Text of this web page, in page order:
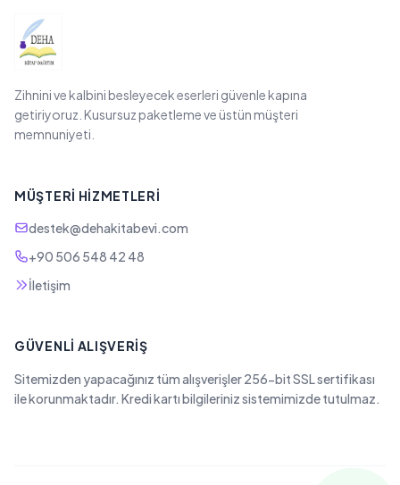
Zihnini ve kalbini besleyecek eserleri güvenle kapına
getiriyoruz. Kusursuz paketleme ve üstün müşteri
memnuniyeti.
MÜŞTERI HIZMETLERI
destek@dehakitabevi.com
+90 506 548 42 48
İletişim
GÜVENLI ALIŞVERIŞ
Sitemizden yapacağınız tüm alışverişler 256-bit SSL sertifikası
ile korunmaktadır. Kredi kartı bilgileriniz sistemimizde tutulmaz.